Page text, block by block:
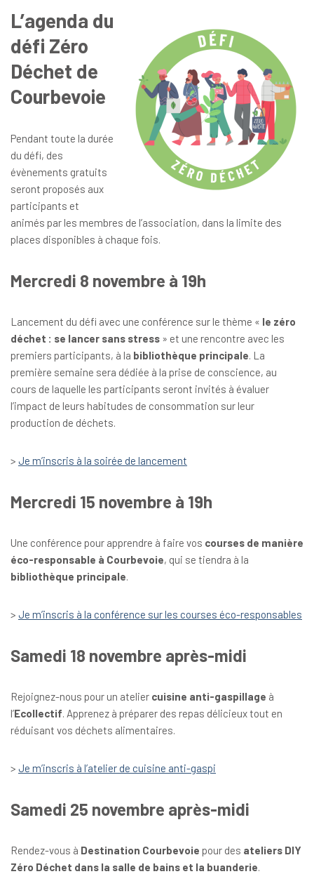
L’agenda du
défi Zéro
Déchet de
Courbevoie
Pendant toute la durée
du défi, des
évènements gratuits
seront proposés aux
participants et
animés par les membres de l’association, dans la limite des
places disponibles à chaque fois.
Mercredi 8 novembre à 19h
Lancement du défi avec une conférence sur le thème « le zéro
déchet : se lancer sans stress » et une rencontre avec les
premiers participants, à la bibliothèque principale. La
première semaine sera dédiée à la prise de conscience, au
cours de laquelle les participants seront invités à évaluer
l’impact de leurs habitudes de consommation sur leur
production de déchets.
> Je m’inscris à la soirée de lancement
Mercredi 15 novembre à 19h
Une conférence pour apprendre à faire vos courses de manière
éco-responsable à Courbevoie, qui se tiendra à la
bibliothèque principale.
> Je m’inscris à la conférence sur les courses éco-responsables
Samedi 18 novembre après-midi
Rejoignez-nous pour un atelier cuisine anti-gaspillage à
l’Ecollectif. Apprenez à préparer des repas délicieux tout en
réduisant vos déchets alimentaires.
> Je m’inscris à l’atelier de cuisine anti-gaspi
Samedi 25 novembre après-midi
Rendez-vous à Destination Courbevoie pour des ateliers DIY
Zéro Déchet dans la salle de bains et la buanderie.